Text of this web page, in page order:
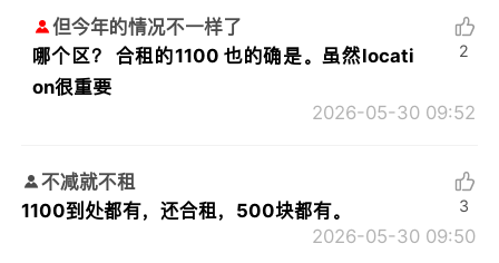
但今年的情况不一样了
哪个区？ 合租的1100 也的确是。虽然locati
on很重要
2026-05-30 09:52
2
不减就不租
1100到处都有，还合租，500块都有。
2026-05-30 09:50
3